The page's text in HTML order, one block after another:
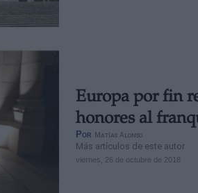
Europa por fin
honores al
Por Matías Alonso
Más artículos de este autor
viernes, 26 de octubre de 2018